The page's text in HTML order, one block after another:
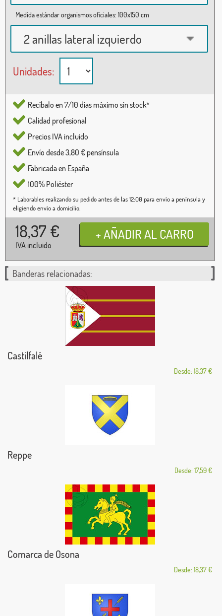
Medida estándar organismos oficiales: 100x150 cm
2 anillas lateral izquierdo
Unidades:
Recíbalo en 7/10 días máximo sin stock*
Calidad profesional
Precios IVA incluido
Envío desde 3,80 € pensínsula
Fabricada en España
100% Poliéster
* Laborables realizando su pedido antes de las 12:00 para envío a península y
eligiendo envío a domicilio.
18,37 €
IVA incluido
Banderas relacionadas:
Castilfalé
Desde: 18,37 €
Reppe
Desde: 17,59 €
Comarca de Osona
Desde: 18,37 €